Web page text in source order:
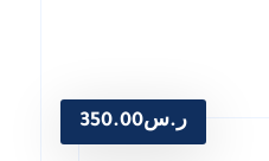
ر.س350.00